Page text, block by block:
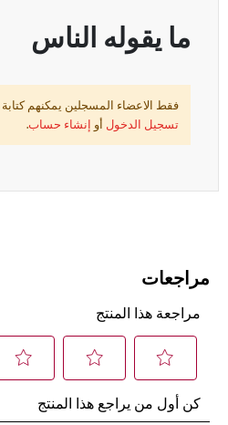
ما يقوله الناس
فقط الاعضاء المسجلين يمكنهم
تسجيل الدخول أو إنشاء حساب.
مراجعات
مراجعة هذا المنتج
هذا
هذا
هذا
كن أول من يراجع هذا المنتج